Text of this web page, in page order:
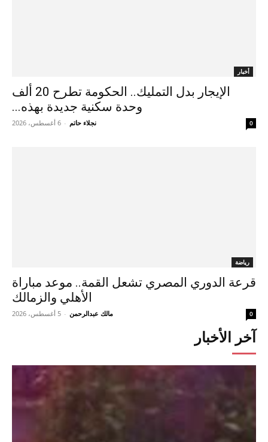
أخبار
الإيجار بدل التمليك.. الحكومة تطرح 20 ألف
وحدة سكنية جديدة بهذه...
نجلاء حاتم - 6 أغسطس، 2026 0
رياضة
قرعة الدوري المصري تشعل القمة.. موعد مباراة
الأهلي والزمالك
مالك عبدالرحمن - 5 أغسطس، 2026 0
آخر الأخبار